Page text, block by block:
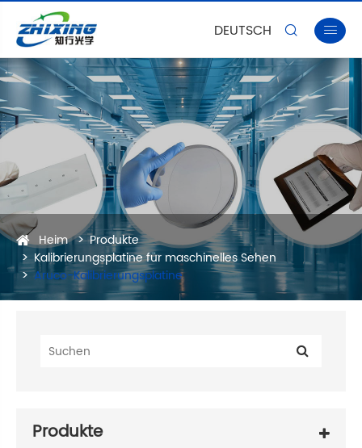
DEUTSCH  
Heim
Produkte
Kalibrierungsplatine für maschinelles Sehen
Aruco-Kalibrierungsplatine
Produkte